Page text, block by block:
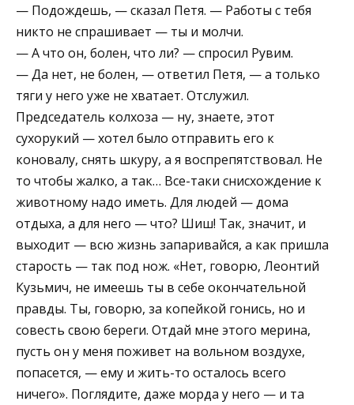
— Подождешь, — сказал Петя. — Работы с тебя
никто не спрашивает — ты и молчи.
— А что он, болен, что ли? — спросил Рувим.
— Да нет, не болен, — ответил Петя, — а только
тяги у него уже не хватает. Отслужил.
Председатель колхоза — ну, знаете, этот
сухорукий — хотел было отправить его к
коновалу, снять шкуру, а я воспрепятствовал. Не
то чтобы жалко, а так… Все-таки снисхождение к
животному надо иметь. Для людей — дома
отдыха, а для него — что? Шиш! Так, значит, и
выходит — всю жизнь запаривайся, а как пришла
старость — так под нож. «Нет, говорю, Леонтий
Кузьмич, не имеешь ты в себе окончательной
правды. Ты, говорю, за копейкой гонись, но и
совесть свою береги. Отдай мне этого мерина,
пусть он у меня поживет на вольном воздухе,
попасется, — ему и жить-то осталось всего
ничего». Поглядите, даже морда у него — и та